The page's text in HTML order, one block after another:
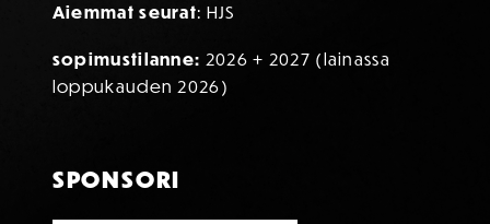
Aiemmat seurat: HJS
sopimustilanne: 2026 + 2027 (lainassa
loppukauden 2026)
SPONSORI